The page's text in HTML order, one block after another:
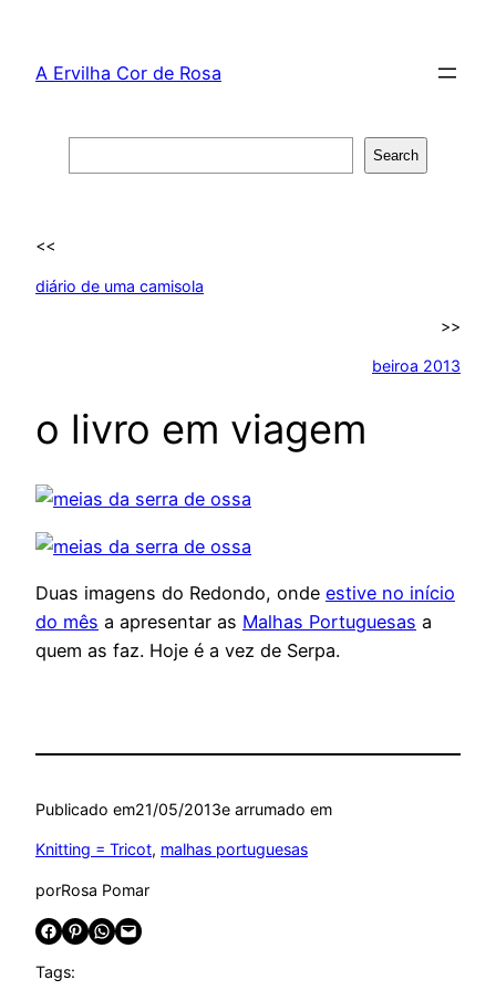
content
A Ervilha Cor de Rosa
Search
<<
diário de uma camisola
>>
beiroa 2013
o livro em viagem
Duas imagens do Redondo, onde estive no início
do mês a apresentar as Malhas Portuguesas a
quem as faz. Hoje é a vez de Serpa.
Publicado em21/05/2013e arrumado em
Knitting = Tricot, malhas portuguesas
porRosa Pomar
Share on Facebook Share on Pinterest Share on WhatsApp Email this Page
Tags: